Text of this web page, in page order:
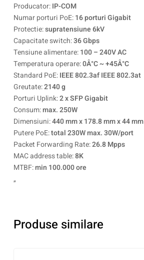
Producator:IP-COM
Numar porturi PoE:16 porturi Gigabit
Protectie:supratensiune 6kV
Capacitate switch:36 Gbps
Tensiune alimentare:100 – 240V AC
Temperatura operare:0Â°C ~ +45Â°C
Standard PoE:IEEE 802.3af IEEE 802.3at
Greutate:2140 g
Porturi Uplink:2 x SFP Gigabit
Consum:max. 250W
Dimensiuni:440 mm x 178.8 mm x 44 mm
Putere PoE:total 230W max. 30W/port
Packet Forwarding Rate:26.8 Mpps
MAC address table:8K
MTBF:min 100.000 ore
„
Produse similare